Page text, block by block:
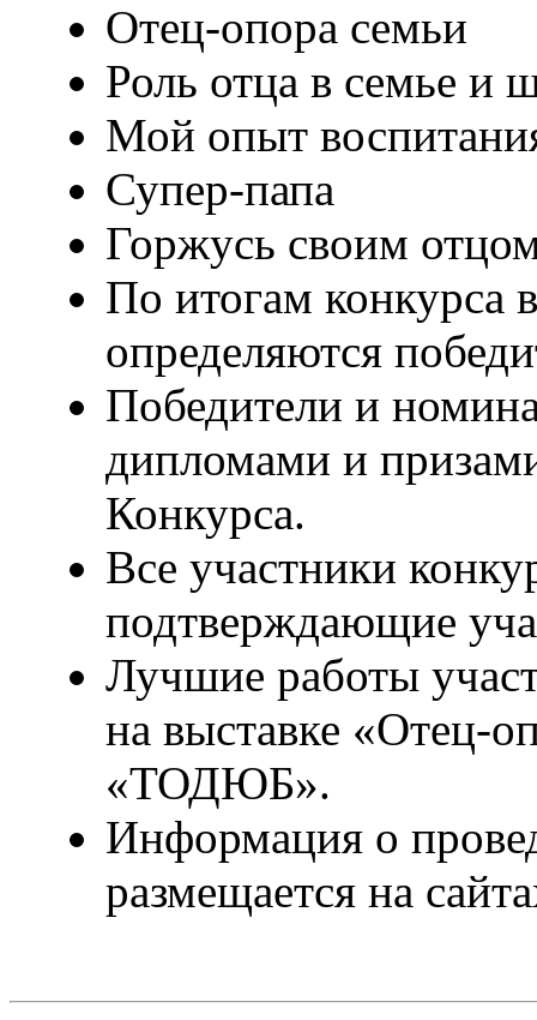
Отец-опора семьи
Роль отца в семье и
Мой опыт
Супер-папа
Горжусь своим
По итогам конкурса
определяются
Победители и
дипломами и
Конкурса.
Все участники
подтверждающие
Лучшие работы
на выставке «Отец-
«ТОДЮБ».
Информация о
размещается на